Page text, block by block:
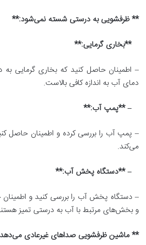
** ظرفشویی به درستی شسته نمی‌شود:**
**بخاری گرمایی:**
– اطمینان حاصل کنید که بخاری گرمایی
دمای آب به اندازه کافی بالاست.
– **پمپ آب:**
– پمپ آب را بررسی کرده و اطمینان حاصل
می‌کند.
– **دستگاه پخش آب:**
– دستگاه پخش آب را بررسی کنید و اطمینان
و بخش‌های مرتبط با آب به درستی تمیز
** ماشین ظرفشویی صداهای غیرعادی